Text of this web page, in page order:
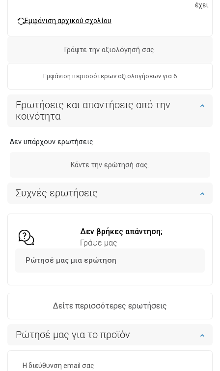
Συχνές ερωτήσεις
Δεν βρήκες απάντηση;
Γράψε μας
Ρώτησέ μας μια ερώτηση
Δείτε περισσότερες ερωτήσεις
έχει.
Εμφάνιση αρχικού σχολίου
Εμφάνιση περισσότερων αξιολογήσεων για 6
Γράψτε την αξιολόγησή σας.
Ερωτήσεις και απαντήσεις από την
κοινότητα
Δεν υπάρχουν ερωτήσεις.
Κάντε την ερώτησή σας.
Ρώτησέ μας για το προϊόν